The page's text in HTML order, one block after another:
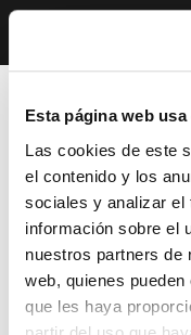
Esta página web
Las cookies de este
el contenido y los
sociales y analizar el
información sobre el
nuestros partners de
web, quienes
que les haya